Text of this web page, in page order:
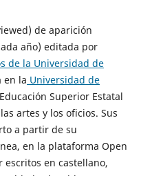
de aparición
año) editada por
de la Universidad de
en la Universidad de
Superior Estatal
artes y los oficios. Sus
a partir de su
en la plataforma Open
escritos en castellano,